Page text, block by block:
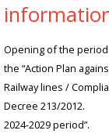
Opening of the
the “Action Plan
Railway lines /
Decree 213/2012.
2024-2029 period”.